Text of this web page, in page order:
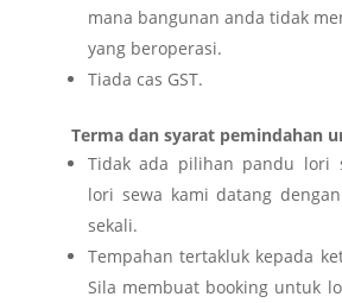
mana bangunan anda tidak
yang beroperasi.
Tiada cas GST.
Terma dan syarat pemindahan
Tidak ada pilihan pandu lori
lori sewa kami datang
sekali.
Tempahan tertakluk kepada
Sila membuat booking untuk